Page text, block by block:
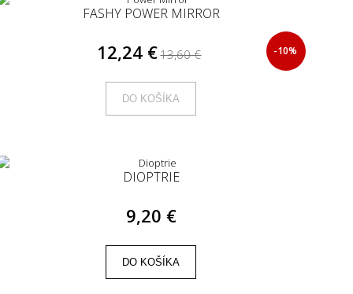
FASHY POWER MIRROR
12,24 €13,60 € -10%
DO KOŠÍKA
DIOPTRIE
9,20 €
DO KOŠÍKA